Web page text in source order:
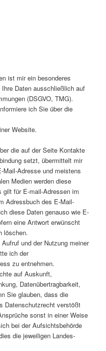
ist mir ein besonderes
Daten ausschließlich auf
(DSGVO, TMG).
ich Sie über die
Website.
die auf der Seite Kontakte
setzt, übermittelt mir
Mail-Adresse und meistens
Medien werden diese
für E-mail-Adressen im
Adressbuch des E-Mail-
diese Daten genauso wie E-
eine Antwort erwünscht
löschen.
und der Nutzung meiner
ich der
zu entnehmen.
auf Auskunft,
Datenübertragbarkeit,
Sie glauben, dass die
Datenschutzrecht verstößt
sonst in einer Weise
bei der Aufsichtsbehörde
die jeweiligen Landes-